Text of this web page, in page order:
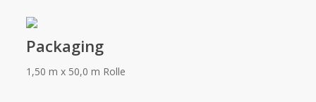
Packaging
1,50 m x 50,0 m Rolle